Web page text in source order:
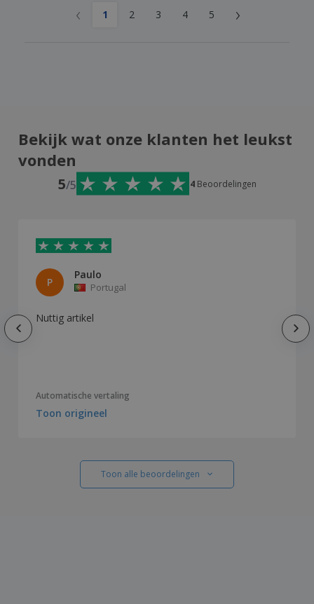
‹ 1 2 3 4 5 ›
Bekijk wat onze klanten het leukst
vonden
5/5 4 Beoordelingen
P
Paulo
Portugal
Nuttig artikel
Automatische vertaling
Toon origineel
Toon alle beoordelingen